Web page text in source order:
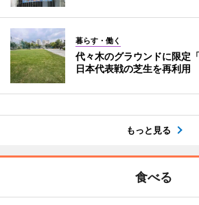
暮らす・働く
代々木のグラウンドに限定
日本代表戦の芝生を再利用
もっと見る
食べる